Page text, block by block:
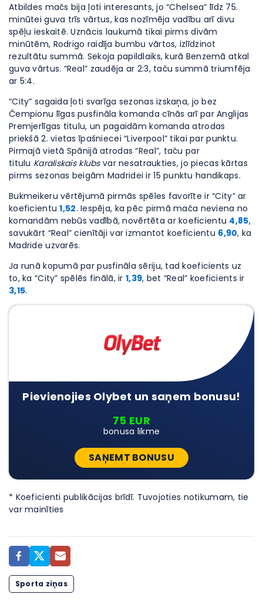
Atbildes mačs bija ļoti interesants, jo “Chelsea” līdz 75.
minūtei guva trīs vārtus, kas nozīmēja vadību arī divu
spēļu ieskaitē. Uznācis laukumā tikai pirms divām
minūtēm, Rodrigo raidīja bumbu vārtos, izlīdzinot
rezultātu summā. Sekoja papildlaiks, kurā Benzemā atkal
guva vārtus. “Real” zaudēja ar 2:3, taču summā triumfēja
ar 5:4.
“City” sagaida ļoti svarīga sezonas izskaņa, jo bez
Čempionu līgas pusfināla komanda cīnās arī par Anglijas
Premjerlīgas titulu, un pagaidām komanda atrodas
priekšā 2. vietas īpašniecei “Liverpool” tikai par punktu.
Pirmajā vietā Spānijā atrodas “Real”, taču par
titulu Karaliskais klubsvar nesatraukties, jo piecas kārtas
pirms sezonas beigām Madridei ir 15 punktu handikaps.
Bukmeikeru vērtējumā pirmās spēles favorīte ir “City” ar
koeficientu1,52. Iespēja, ka pēc pirmā mača neviena no
komandām nebūs vadībā, novērtēta ar koeficientu 4,85,
savukārt “Real” cienītāji var izmantot koeficientu 6,90, ka
Madride uzvarēs.
Ja runā kopumā par pusfināla sēriju, tad koeficients uz
to, ka “City” spēlēs finālā, ir 1,39, bet “Real” koeficients ir
3,15.
Pievienojies Olybet un saņem bonusu!
75 EUR
bonusa likme
SAŅEMT BONUSU
* Koeficienti publikācijas brīdī. Tuvojoties notikumam, tie
var mainīties
Sporta ziņas